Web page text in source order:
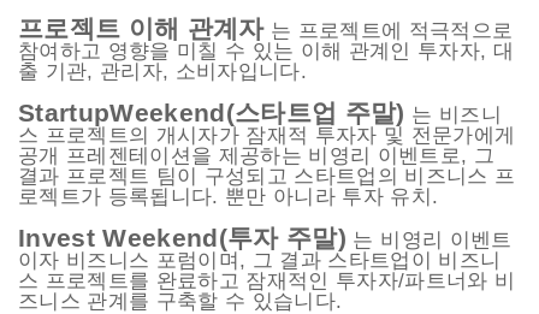
프로젝트 이해 관계자는 프로젝트에 적극적으로
참여하고 영향을 미칠 수 있는 이해 관계인 투자자, 대
출 기관, 관리자, 소비자입니다.
StartupWeekend(스타트업 주말) 는 비즈니
스 프로젝트의 개시자가 잠재적 투자자 및 전문가에게
공개 프레젠테이션을 제공하는 비영리 이벤트로, 그
결과 프로젝트 팀이 구성되고 스타트업의 비즈니스 프
로젝트가 등록됩니다. 뿐만 아니라 투자 유치.
Invest Weekend(투자 주말) 는 비영리 이벤트
이자 비즈니스 포럼이며, 그 결과 스타트업이 비즈니
스 프로젝트를 완료하고 잠재적인 투자자/파트너와 비
즈니스 관계를 구축할 수 있습니다.